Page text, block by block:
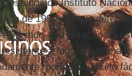
estudos do Instituto
de 1990. “O que
é a duração da
a fogo, a savana
portanto é muito